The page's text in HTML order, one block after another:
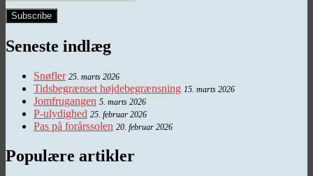
Seneste indlæg
Snøfler 25. marts 2026
Tidsbegrænset højdebegrænsning 15. marts 2026
Jomfrugangen 5. marts 2026
P-ulydighed 25. februar 2026
Pas på forårssolen 20. februar 2026
Populære artikler